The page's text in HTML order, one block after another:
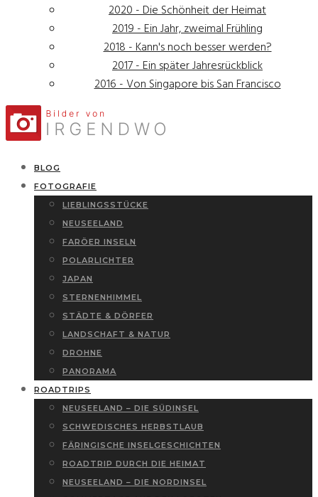
2020 - Die Schönheit der Heimat
2019 - Ein Jahr, zweimal Frühling
2018 - Kann's noch besser werden?
2017 - Ein später Jahresrückblick
2016 - Von Singapore bis San Francisco
BLOG
FOTOGRAFIE
LIEBLINGSSTÜCKE
NEUSEELAND
FARÖER INSELN
POLARLICHTER
JAPAN
STERNENHIMMEL
STÄDTE & DÖRFER
LANDSCHAFT & NATUR
DROHNE
PANORAMA
ROADTRIPS
NEUSEELAND – DIE SÜDINSEL
SCHWEDISCHES HERBSTLAUB
FÄRINGISCHE INSELGESCHICHTEN
ROADTRIP DURCH DIE HEIMAT
NEUSEELAND – DIE NORDINSEL